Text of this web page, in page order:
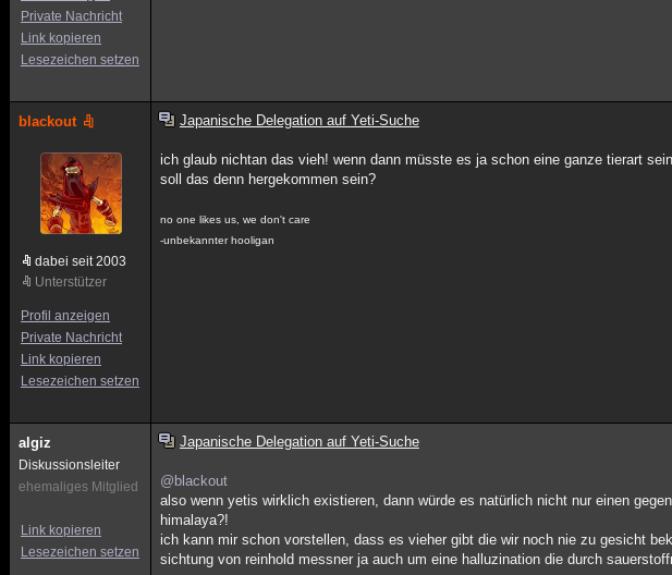
Private Nachricht
Link kopieren
Lesezeichen setzen
blackout
dabei seit 2003
Unterstützer
Profil anzeigen
Private Nachricht
Link kopieren
Lesezeichen setzen
Japanische Delegation auf Yeti-Suche
ich glaub nichtan das vieh! wenn dann müsste es ja schon eine ganze tierart
soll das denn hergekommen sein?
no one likes us, we don't care
-unbekannter hooligan
algiz
Diskussionsleiter
ehemaliges Mitglied
Link kopieren
Lesezeichen setzen
Japanische Delegation auf Yeti-Suche
@blackout
also wenn yetis wirklich existieren, dann würde es natürlich nicht nur einen
himalaya?!
ich kann mir schon vorstellen, dass es vieher gibt die wir noch nie zu gesicht
sichtung von reinhold messner ja auch um eine halluzination die durch